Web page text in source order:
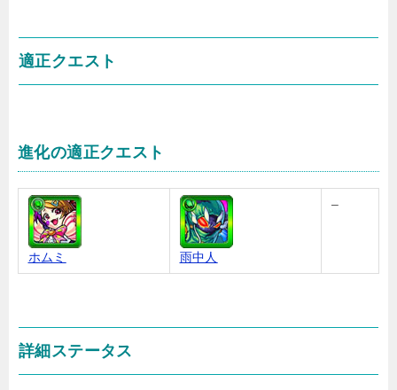
適正クエスト
進化の適正クエスト
ホムミ 雨中人
–
詳細ステータス